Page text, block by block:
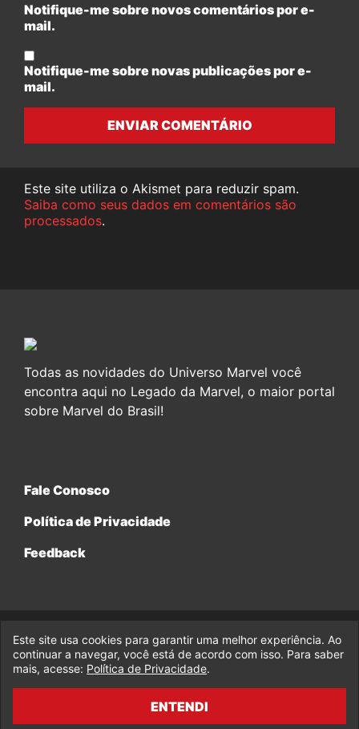
Notifique-me sobre novos comentários por e-
mail.
Notifique-me sobre novas publicações por e-
mail.
ENVIAR COMENTÁRIO
Este site utiliza o Akismet para reduzir spam.
Saiba como seus dados em comentários são
processados.
Todas as novidades do Universo Marvel você
encontra aqui no Legado da Marvel, o maior portal
sobre Marvel do Brasil!
Fale Conosco
Política de Privacidade
Feedback
© 2017-2026 Legado da Marvel, uma empresa da Legado
Enterprises.
fabiolobo
Este site usa cookies para garantir uma melhor experiência. Ao
continuar a navegar, você está de acordo com isso. Para saber
mais, acesse: Política de Privacidade.
ENTENDI